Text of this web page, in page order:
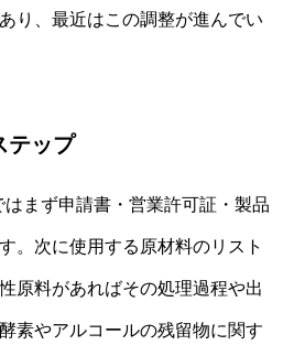
り、最近はこの調整が進んでい
テップ
まず申請書・営業許可証・製品
。次に使用する原材料のリスト
原料があればその処理過程や出
素やアルコールの残留物に関す